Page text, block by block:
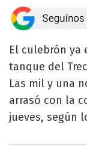
El culebrón ya
tanque del
Las mil y una
arrasó con la
jueves, según